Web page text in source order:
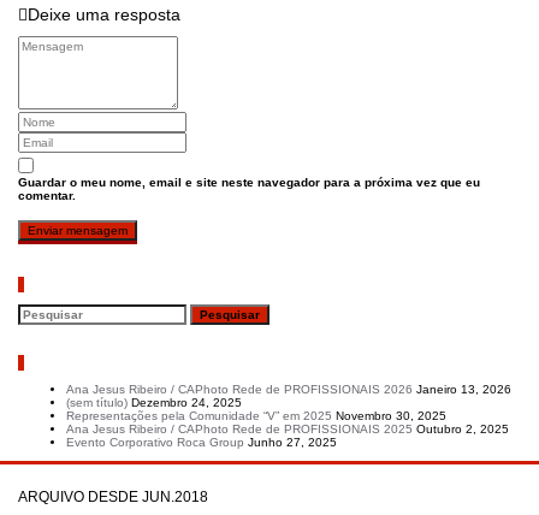
Deixe uma resposta
Guardar o meu nome, email e site neste navegador para a próxima vez que eu
comentar.
Ana Jesus Ribeiro / CAPhoto Rede de PROFISSIONAIS 2026 Janeiro 13, 2026
(sem título) Dezembro 24, 2025
Representações pela Comunidade “V” em 2025 Novembro 30, 2025
Ana Jesus Ribeiro / CAPhoto Rede de PROFISSIONAIS 2025 Outubro 2, 2025
Evento Corporativo Roca Group Junho 27, 2025
ARQUIVO DESDE JUN.2018